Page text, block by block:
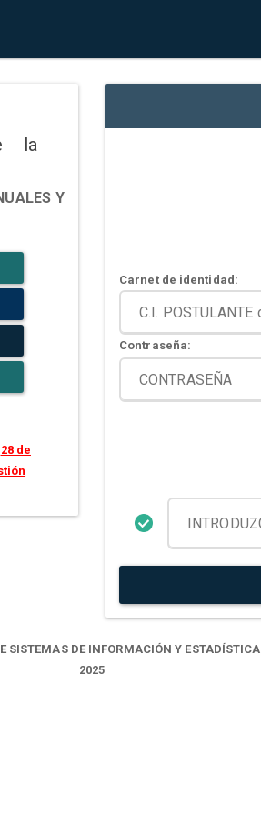
la
Y
28 de
Carnet de identidad:
Contraseña:
SISTEMAS DE INFORMACIÓN Y ESTADÍSTICA
2025